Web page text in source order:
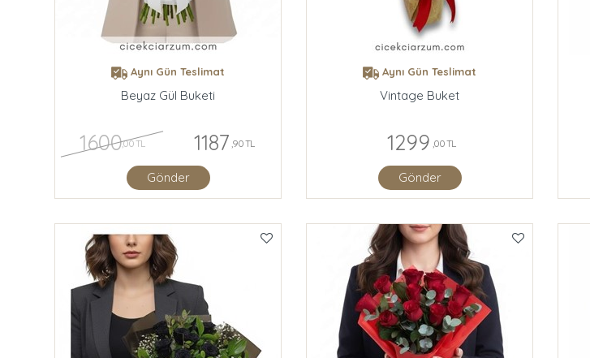
Aynı Gün Teslimat
Beyaz Gül Buketi
1600,00 TL 1187 ,90 TL
Gönder
Aynı Gün Teslimat
Vintage Buket
1299 ,00 TL
Gönder